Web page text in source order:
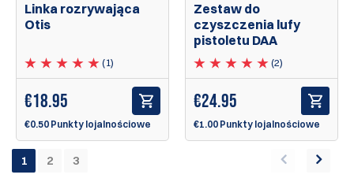
Linka rozrywająca
Otis
(1)
€18.95
€0.50 Punkty lojalnościowe
Zestaw do
czyszczenia lufy
pistoletu DAA
(2)
€24.95
€1.00 Punkty lojalnościowe
1 2 3